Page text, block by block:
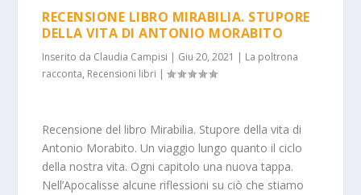
RECENSIONE LIBRO MIRABILIA. STUPORE
DELLA VITA DI ANTONIO MORABITO
Inserito da Claudia Campisi | Giu 20, 2021 | La poltrona
racconta, Recensioni libri |
Recensione del libro Mirabilia. Stupore della vita di
Antonio Morabito. Un viaggio lungo quanto il ciclo
della nostra vita. Ogni capitolo una nuova tappa.
Nell’Apocalisse alcune riflessioni su ciò che stiamo